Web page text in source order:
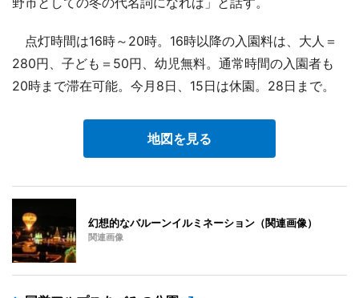
点灯時間は16時～20時。16時以降の入園料は、大人＝
280円、子ども＝50円、幼児無料。通常時間の入園者も
20時まで滞在可能。今月8日、15日は休園。28日まで。
地図を見る
幻想的なバルーンイルミネーション（関連画像）
関連画像